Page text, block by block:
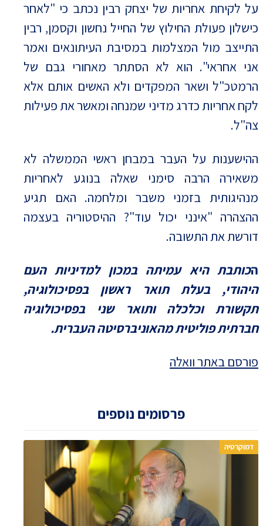
פרסומים נוספים
דמוקרטיה
על לקיחת אחריות של יצחק רבין נכתב כי "לאחר
כישלון פעולת החילוץ של החייל נחשון וקסמן, רבין
התייצב מול המצלמות במסיבת העיתונאים ואמר
אני אחראי". הוא לא הסתתר מאחורי גבם של
הרמטכ"ל ושאר המפקדים ולא האשים אותם אלא
לקח אחריות כדרג מדיני שמנחה ומאשר את פעילות
צה"ל.
ההישענות על העבר במבחן ראשי הממשלה לא
משאירה הרבה סימני שאלה בנוגע לאחריות
מנהיגותית בזמני משבר ומלחמה. האם תגיע
ההצהרה "אינני יכול עוד"? ההיסטוריה בעצמה
דורשת את התשובה.
הכותבת היא עמיתה במכון למדיניות העם
היהודי, בעלת תואר ראשון בפסיכולוגיה,
תקשורת וכלכלה ותואר שני בפסיכולוגיה
חברתית פוליטית מהאוניברסיטה העברית.
פורסם באתר וואלה